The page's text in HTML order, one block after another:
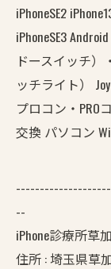
iPhoneSE2
iPhoneSE3
ドースイッチ
ッチライト）
プロコン・PRO
交換 パソコン
--
iPhone診療所草
住所 : 埼玉県草